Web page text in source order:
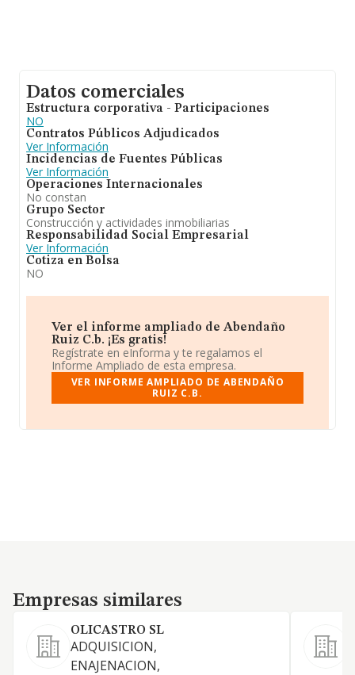
Datos comerciales
Estructura corporativa - Participaciones
NO
Contratos Públicos Adjudicados
Ver Información
Incidencias de Fuentes Públicas
Ver Información
Operaciones Internacionales
No constan
Grupo Sector
Construcción y actividades inmobiliarias
Responsabilidad Social Empresarial
Ver Información
Cotiza en Bolsa
NO
Ver el informe ampliado de Abendaño
Ruiz C.b. ¡Es gratis!
Regístrate en eInforma y te regalamos el
Informe Ampliado de esta empresa.
VER INFORME AMPLIADO DE ABENDAÑO
RUIZ C.B.
Empresas similares
Empresas similares
OLICASTRO SL
ADQUISICION,
ENAJENACION,